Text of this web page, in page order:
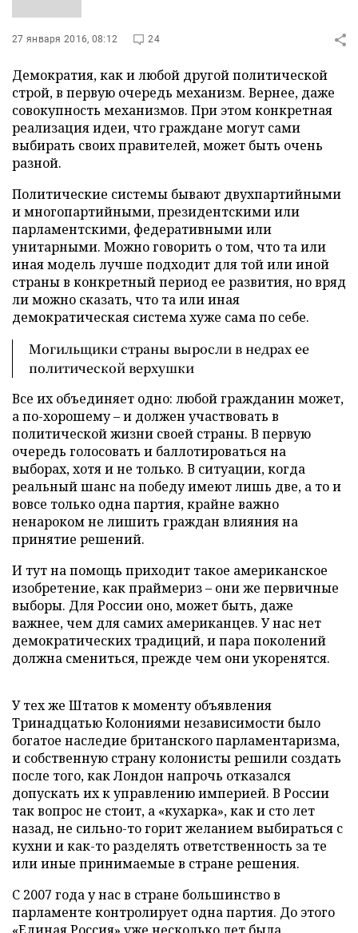
27 января 2016, 08:12 24
Демократия, как и любой другой политической
строй, в первую очередь механизм. Вернее, даже
совокупность механизмов. При этом конкретная
реализация идеи, что граждане могут сами
выбирать своих правителей, может быть очень
разной.
Политические системы бывают двухпартийными
и многопартийными, президентскими или
парламентскими, федеративными или
унитарными. Можно говорить о том, что та или
иная модель лучше подходит для той или иной
страны в конкретный период ее развития, но вряд
ли можно сказать, что та или иная
демократическая система хуже сама по себе.
Могильщики страны выросли в недрах ее
политической верхушки
Все их объединяет одно: любой гражданин может,
а по-хорошему – и должен участвовать в
политической жизни своей страны. В первую
очередь голосовать и баллотироваться на
выборах, хотя и не только. В ситуации, когда
реальный шанс на победу имеют лишь две, а то и
вовсе только одна партия, крайне важно
ненароком не лишить граждан влияния на
принятие решений.
И тут на помощь приходит такое американское
изобретение, как праймериз – они же первичные
выборы. Для России оно, может быть, даже
важнее, чем для самих американцев. У нас нет
демократических традиций, и пара поколений
должна смениться, прежде чем они укоренятся.
У тех же Штатов к моменту объявления
Тринадцатью Колониями независимости было
богатое наследие британского парламентаризма,
и собственную страну колонисты решили создать
после того, как Лондон напрочь отказался
допускать их к управлению империей. В России
так вопрос не стоит, а «кухарка», как и сто лет
назад, не сильно-то горит желанием выбираться с
кухни и как-то разделять ответственность за те
или иные принимаемые в стране решения.
С 2007 года у нас в стране большинство в
парламенте контролирует одна партия. До этого